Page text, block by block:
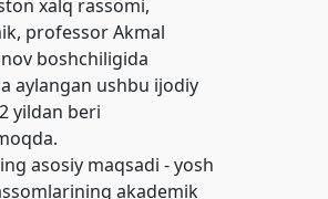
xalq rassomi,
professor Akmal
boshchiligida
aylangan ushbu ijodiy
yildan beri
asosiy maqsadi - yosh
akademik